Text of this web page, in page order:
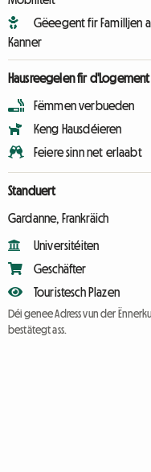
Gëeegent fir Familljen a
Kanner
Hausreegelen fir d'Logement
Fëmmen verbueden
Keng Hausdéieren
Feiere sinn net erlaabt
Standuert
Gardanne, Frankräich
Universitéiten
Geschäfter
Touristesch Plazen
Déi genee Adress vun der
bestätegt ass.